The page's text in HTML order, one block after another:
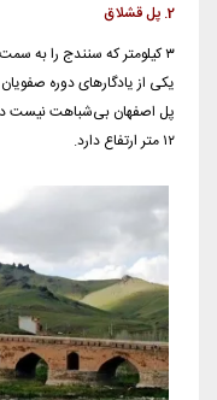
2. پل قشلاق
۳ کیلومتر که سنندج را به
یکی از یادگارهای دوره
۱۲ متر ارتفاع دارد.